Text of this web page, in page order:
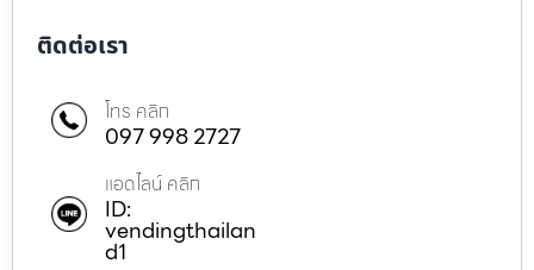
ติดต่อเรา
โทร คลิก
097 998 2727
แอดไลน์ คลิก
ID:
vendingthailan
d1